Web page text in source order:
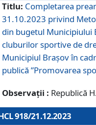
Titlu: Completarea
31.10.2023 privind
din bugetul
cluburilor sportive de
Municipiul Brașov în
publică ”Promovarea
Observații : Republică
918/21.12.2023